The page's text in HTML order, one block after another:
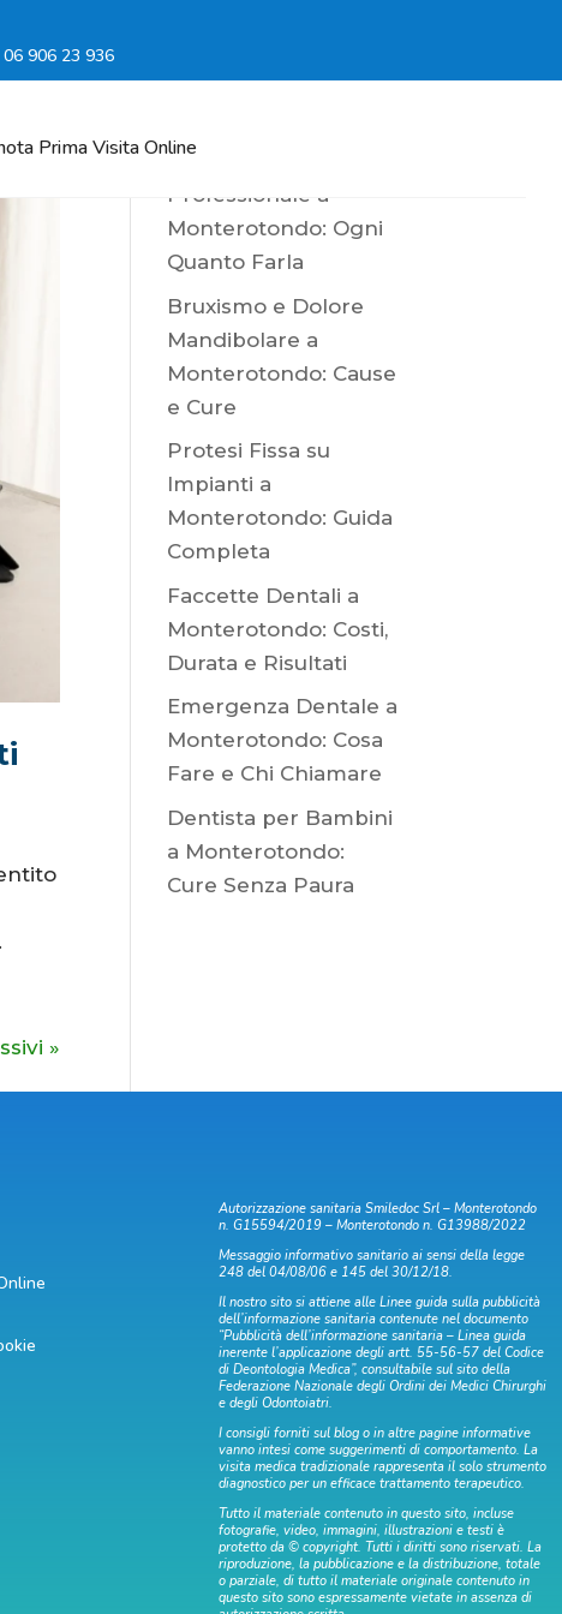
906 23 936
Prima Visita Online
»
Cosa dice
Pulizia Denti
Professionale a
Monterotondo: Ogni
Quanto Farla
Bruxismo e Dolore
Mandibolare a
Monterotondo: Cause
e Cure
Protesi Fissa su
Impianti a
Monterotondo: Guida
Completa
Faccette Dentali a
Monterotondo: Costi,
Durata e Risultati
Emergenza Dentale a
Monterotondo: Cosa
Fare e Chi Chiamare
Dentista per Bambini
a Monterotondo:
Cure Senza Paura
Autorizzazione sanitaria Smiledoc Srl – Monterotondo
n. G15594/2019 – Monterotondo n. G13988/2022
Messaggio informativo sanitario ai sensi della legge
248 del 04/08/06 e 145 del 30/12/18.
Il nostro sito si attiene alle Linee guida sulla pubblicità
dell’informazione sanitaria contenute nel documento
“Pubblicità dell’informazione sanitaria – Linea guida
inerente l’applicazione degli artt. 55-56-57 del Codice
di Deontologia Medica”, consultabile sul sito della
Federazione Nazionale degli Ordini dei Medici Chirurghi
e degli Odontoiatri.
I consigli forniti sul blog o in altre pagine informative
vanno intesi come suggerimenti di comportamento. La
visita medica tradizionale rappresenta il solo strumento
diagnostico per un efficace trattamento terapeutico.
Tutto il materiale contenuto in questo sito, incluse
fotografie, video, immagini, illustrazioni e testi è
protetto da © copyright. Tutti i diritti sono riservati. La
riproduzione, la pubblicazione e la distribuzione, totale
o parziale, di tutto il materiale originale contenuto in
questo sito sono espressamente vietate in assenza di